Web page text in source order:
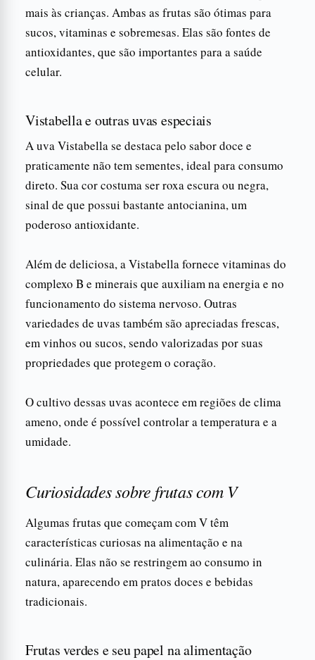
mais às crianças. Ambas as frutas são ótimas para
sucos, vitaminas e sobremesas. Elas são fontes de
antioxidantes, que são importantes para a saúde
celular.
Vistabella e outras uvas especiais
A uva Vistabella se destaca pelo sabor doce e
praticamente não tem sementes, ideal para consumo
direto. Sua cor costuma ser roxa escura ou negra,
sinal de que possui bastante antocianina, um
poderoso antioxidante.
Além de deliciosa, a Vistabella fornece vitaminas do
complexo B e minerais que auxiliam na energia e no
funcionamento do sistema nervoso. Outras
variedades de uvas também são apreciadas frescas,
em vinhos ou sucos, sendo valorizadas por suas
propriedades que protegem o coração.
O cultivo dessas uvas acontece em regiões de clima
ameno, onde é possível controlar a temperatura e a
umidade.
Curiosidades sobre frutas com V
Algumas frutas que começam com V têm
características curiosas na alimentação e na
culinária. Elas não se restringem ao consumo in
natura, aparecendo em pratos doces e bebidas
tradicionais.
Frutas verdes e seu papel na alimentação